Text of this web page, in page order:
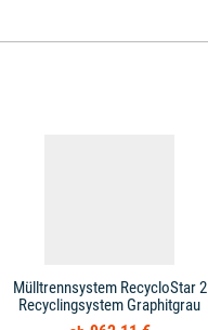
Mülltrennsystem RecycloStar 2
Recyclingsystem Graphitgrau